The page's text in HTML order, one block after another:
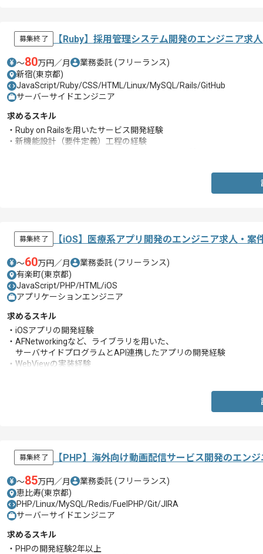
募集終了 【Ruby】採用管理システム開発のエンジニア求
〜80万円／月 業務委託 (フリーランス)
新宿(東京都)
JavaScript/Ruby/CSS/HTML/Linux/MySQL/Rails/GitHub
サーバーサイドエンジニア
求めるスキル
・Ruby on Railsを用いたサービス開発経験
・新機能設計（要件定義）工程の経験
募集終了 【iOS】医療系アプリ開発のエンジニア求人・案
〜60万円／月 業務委託 (フリーランス)
有楽町(東京都)
JavaScript/PHP/HTML/iOS
アプリケーションエンジニア
求めるスキル
・iOSアプリの開発経験
・AFNetworkingなど、ライブラリを用いた、
サーバサイドプログラムとAPI連携したアプリの開発経験
・WebViewの実装経験
募集終了 【PHP】海外向け動画配信サービス開発のエン
〜85万円／月 業務委託 (フリーランス)
恵比寿(東京都)
PHP/Linux/MySQL/Redis/FuelPHP/Git/JIRA
サーバーサイドエンジニア
求めるスキル
・PHPの開発経験2年以上